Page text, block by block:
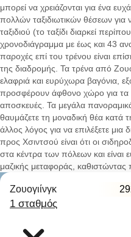
μπορεί να χρειάζονται για ένα
πολλών ταξιδιωτικών θέσεων
ταξιδιού (το ταξίδι διαρκεί
χρονοδιάγραμμα με έως και 43
παροχές επί του τρένου είναι
της διαδρομής. Τα τρένα από
ελαφριά και ευρύχωρα βαγόνια,
προσφέρουν άφθονο χώρο για τα
αποσκευές. Τα μεγάλα
θαυμάζετε τη μοναδική θέα κατά
άλλος λόγος για να επιλέξετε
προς Χσιντσού είναι ότι οι
στα κέντρα των πόλεων και είναι
μαζικής μεταφοράς,
Ζουογιίνγκ
1 σταθμός